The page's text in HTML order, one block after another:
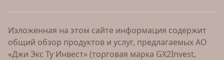
Изложенная на этом сайте информация содержит
общий обзор продуктов и услуг, предлагаемых АО
«Джи Экс Ту Инвест» (торговая марка GX2Invest,